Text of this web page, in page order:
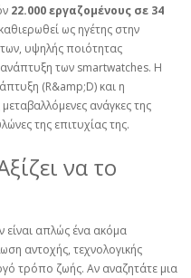
22.000 εργαζομένους σε 34
ως ηγέτης στην
υψηλής ποιότητας
των smartwatches. Η
(R&amp;D) και η
ανάγκες της
της επιτυχίας της.
να το
είναι απλώς ένα ακόμα
αντοχής, τεχνολογικής
τρόπο ζωής. Αν αναζητάτε μια